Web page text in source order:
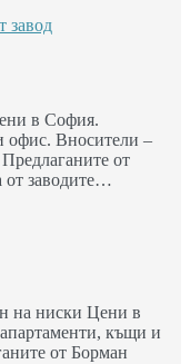
в София.
офис. Вносители –
от
от заводите…
на ниски Цени в
къщи и
от Борман